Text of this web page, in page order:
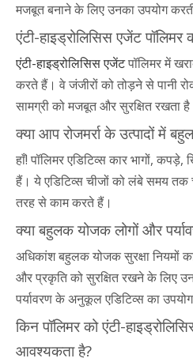
मजबूत बनाने के लिए उनका उपयोग
एंटी-हाइड्रोलिसिस एजेंट
एंटी-हाइड्रोलिसिस एजेंटपॉलिमर में
करते हैं। वे जंजीरों को तोड़ने से पानी
सामग्री को मजबूत और सुरक्षित रखता
क्या आप रोजमर्रा के उत्पादों में
हाँ! पॉलिमर एडिटिव्स कार भागों,
हैं। ये एडिटिव्स चीजों को लंबे समय
तरह से काम करते हैं।
क्या बहुलक योजक लोगों और
अधिकांश बहुलक योजक सुरक्षा नियमों
और प्रकृति को सुरक्षित रखने के लिए
पर्यावरण के अनुकूल एडिटिव्स का
किन पॉलिमर को एंटी-
आवश्यकता है?